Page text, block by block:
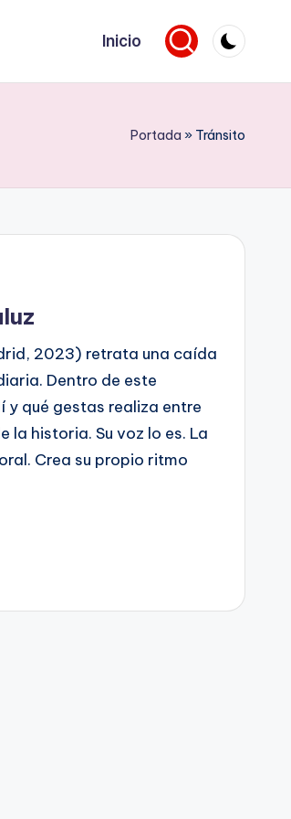
Inicio
Portada » Tránsito
2023) retrata una caída
Dentro de este
qué gestas realiza entre
la historia. Su voz lo es. La
Crea su propio ritmo